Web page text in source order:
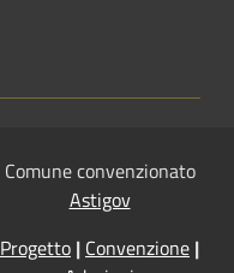
Comune convenzionato
Astigov
Progetto | Convenzione |